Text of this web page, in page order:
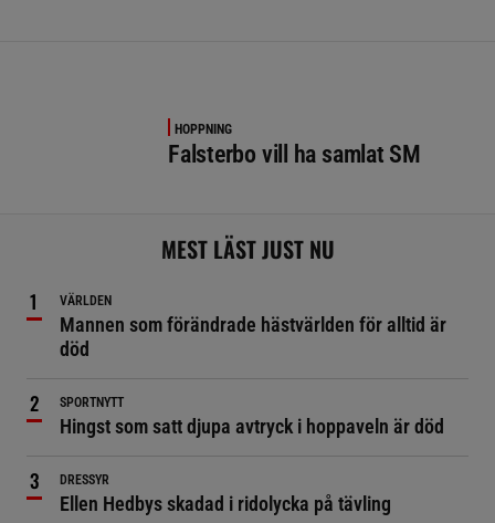
HOPPNING
Falsterbo vill ha samlat SM
MEST LÄST JUST NU
VÄRLDEN
Mannen som förändrade hästvärlden för alltid är
död
SPORTNYTT
Hingst som satt djupa avtryck i hoppaveln är död
DRESSYR
Ellen Hedbys skadad i ridolycka på tävling